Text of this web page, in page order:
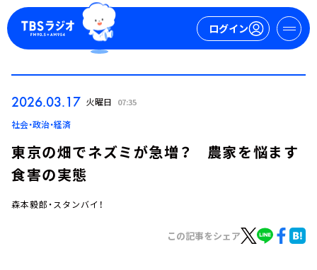
ログイン
2026.03.17 火曜日 07:35
社会・政治・経済
東京の畑でネズミが急増？ 農家を悩ます
食害の実態
森本毅郎・スタンバイ！
この記事をシェア